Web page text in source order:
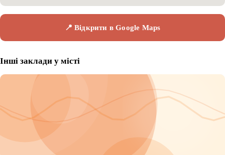
📍 Відкрити в Google Maps
Інші заклади у місті